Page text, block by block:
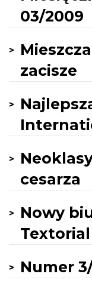
03/2009
zacisze
cesarza
Nowy
Numer